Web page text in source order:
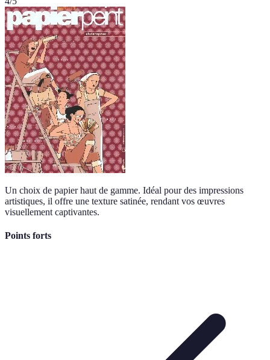
Un choix de papier haut de gamme. Idéal pour des impressions
artistiques, il offre une texture satinée, rendant vos œuvres
visuellement captivantes.
Points forts